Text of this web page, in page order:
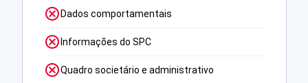
Dados comportamentais
Informações do SPC
Quadro societário e administrativo